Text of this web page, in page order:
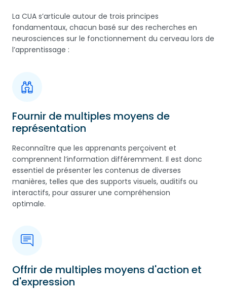
La CUA s’articule autour de trois principes
fondamentaux, chacun basé sur des recherches en
neurosciences sur le fonctionnement du cerveau lors de
l’apprentissage :
Fournir de multiples moyens de
représentation
Reconnaître que les apprenants perçoivent et
comprennent l’information différemment. Il est donc
essentiel de présenter les contenus de diverses
manières, telles que des supports visuels, auditifs ou
interactifs, pour assurer une compréhension
optimale.
Offrir de multiples moyens d'action et
d'expression